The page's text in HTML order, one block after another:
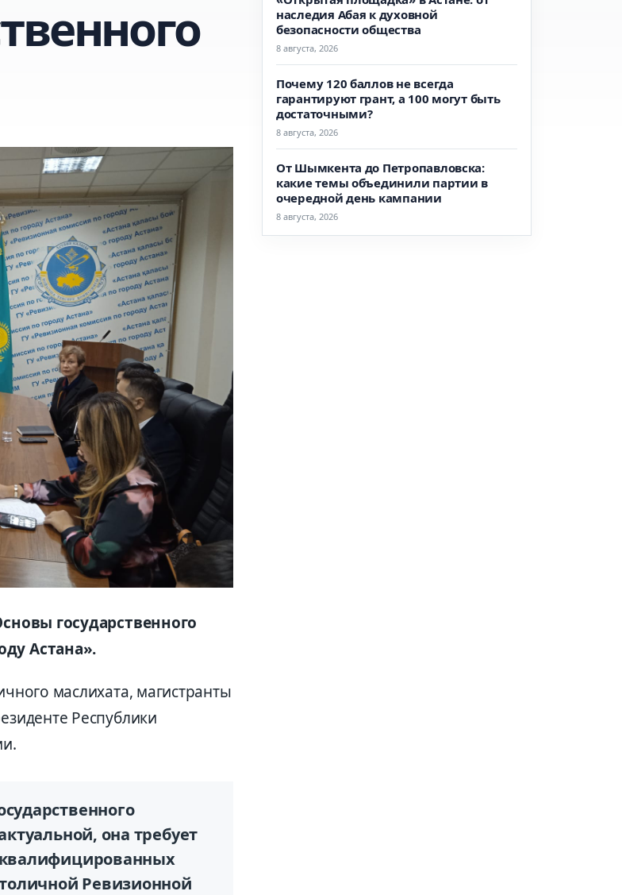
государственного
Астана».
маслихата, магистранты
Республики
она требует
квалифицированных
Ревизионной
наследия Абая к духовной
безопасности общества
8 августа, 2026
Почему 120 баллов не всегда
гарантируют грант, а 100 могут быть
достаточными?
8 августа, 2026
От Шымкента до Петропавловска:
какие темы объединили партии в
очередной день кампании
8 августа, 2026